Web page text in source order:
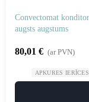
Convectomat
augsts augstums
80,01 € (ar PVN)
APKURES IERĪCES